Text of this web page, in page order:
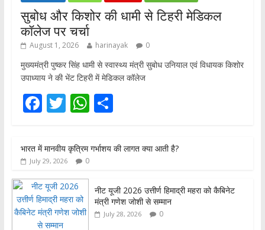
सुबोध और किशोर की धामी से टिहरी मेडिकल
कॉलेज पर चर्चा
August 1, 2026 harinayak 0
मुख्यमंत्री पुष्कर सिंह धामी से स्वास्थ्य मंत्री सुबोध उनियाल एवं विधायक किशोर
उपाध्याय ने की भेंट टिहरी में मेडिकल कॉलेज
F
e
b
o
o
k
T
itt
er
W
at
s
p
p
S
ar
e
भारत में मानवीय कृत्रिम गर्भाशय की लागत क्या आती है?
July 29, 2026 0
नीट यूजी 2026 उत्तीर्ण हिमाद्री महरा को कैबिनेट
मंत्री गणेश जोशी से सम्मान
July 28, 2026 0